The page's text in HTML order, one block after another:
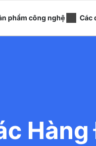
phẩm công nghệ Các
Hàng